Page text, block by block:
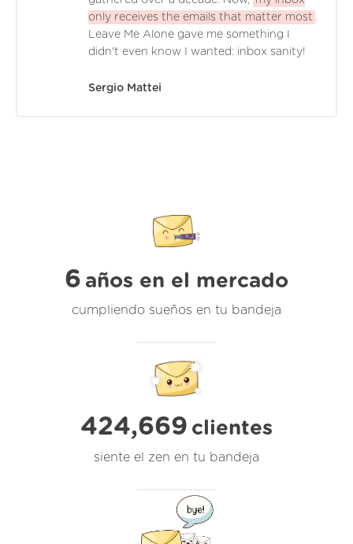
only receives the emails that matter most
Leave Me Alone gave me something I
didn't even know I wanted: inbox sanity!
Sergio Mattei
6 años en el mercado
cumpliendo sueños en tu bandeja
424,669 clientes
siente el zen en tu bandeja